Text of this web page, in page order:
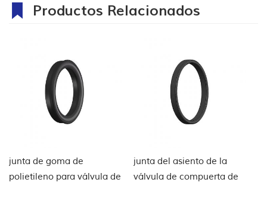
Productos Relacionados
junta de goma de
polietileno para válvula de
junta del asiento de la
válvula de compuerta de